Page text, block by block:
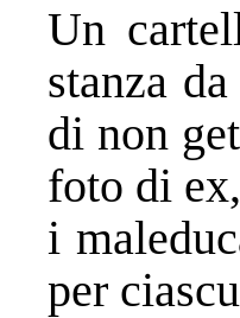
Un
stanza
di non
foto di
i
per